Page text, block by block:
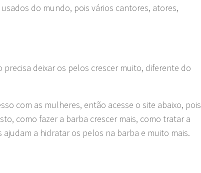
do mundo, pois vários cantores, atores,
deixar os pelos crescer muito, diferente do
com as mulheres, então acesse o site abaixo, pois
como fazer a barba crescer mais, como tratar a
a hidratar os pelos na barba e muito mais.